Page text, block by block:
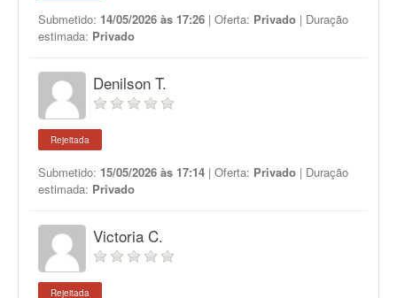
Submetido: 14/05/2026 às 17:26 | Oferta: Privado | Duração
estimada: Privado
Denilson T.
Rejeitada
Submetido: 15/05/2026 às 17:14 | Oferta: Privado | Duração
estimada: Privado
Victoria C.
Rejeitada